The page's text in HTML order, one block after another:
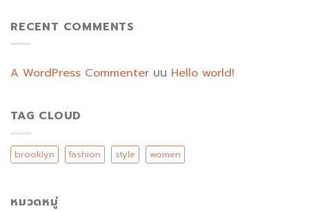
RECENT COMMENTS
A WordPress Commenter บน Hello world!
TAG CLOUD
brooklyn fashion style women
หมวดหมู่